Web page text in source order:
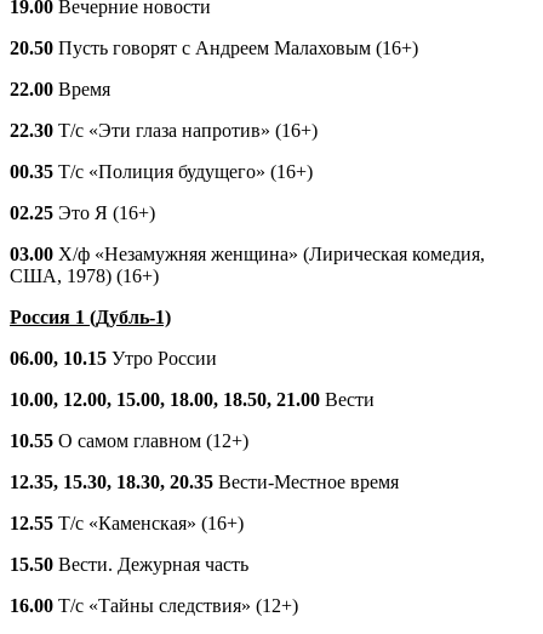
19.00 Вечерние новости
20.50 Пусть говорят с Андреем Малаховым (16+)
22.00 Время
22.30 Т/с «Эти глаза напротив» (16+)
00.35 Т/с «Полиция будущего» (16+)
02.25 Это Я (16+)
03.00 Х/ф «Незамужняя женщина» (Лирическая комедия,
США, 1978) (16+)
Россия 1 (Дубль-1)
06.00, 10.15 Утро России
10.00, 12.00, 15.00, 18.00, 18.50, 21.00 Вести
10.55 О самом главном (12+)
12.35, 15.30, 18.30, 20.35 Вести-Местное время
12.55 Т/с «Каменская» (16+)
15.50 Вести. Дежурная часть
16.00 Т/с «Тайны следствия» (12+)